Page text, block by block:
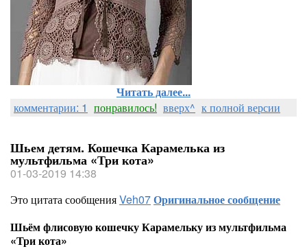
Читать далее...
комментарии: 1 понравилось! вверх^ к полной версии
Шьем детям. Кошечка Карамелька из
мультфильма «Три кота»
01-03-2019 14:38
Это цитата сообщенияVeh07Оригинальное сообщение
Шьём флисовую кошечку Карамельку из мультфильма
«Три кота»